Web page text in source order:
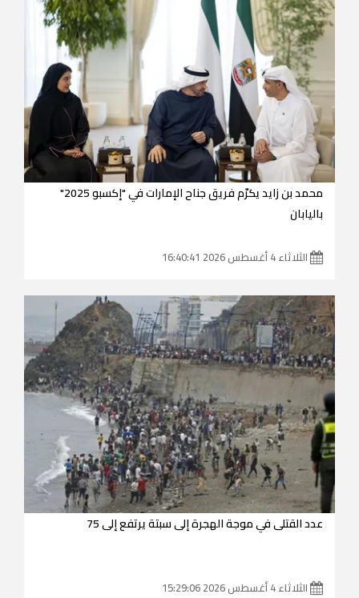
محمد بن زايد يكرّم فريق جناح الإمارات في "إكسبو 2025"
باليابان
الثلاثاء 4 أغسطس 2026 16:40:41
عدد القتلى في موجة الهجرة إلى سبتة يرتفع إلى 75
الثلاثاء 4 أغسطس 2026 15:29:06